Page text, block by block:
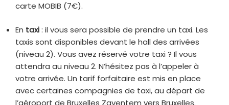
carte MOBIB (7€).
En taxi: il vous sera possible de prendre un taxi. Les
taxis sont disponibles devant le hall des arrivées
(niveau 2). Vous avez réservé votre taxi ? Il vous
attendra au niveau 2. N’hésitez pas à l’appeler à
votre arrivée. Un tarif forfaitaire est mis en place
avec certaines compagnies de taxi, au départ de
l’aéroport de Bruxelles Zaventem vers Bruxelles.